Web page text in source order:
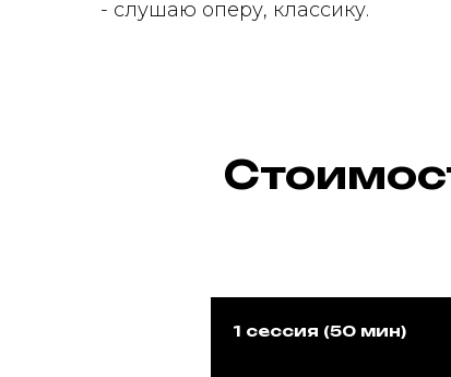
- слушаю оперу, классику.
1 сессия (50 мин)